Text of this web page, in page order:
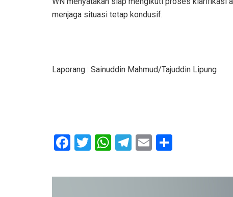
menjaga situasi tetap kondusif.
Laporang : Sainuddin Mahmud/Tajuddin Lipung
F
ce
T
tt
W
at
T
e
E
ail ar